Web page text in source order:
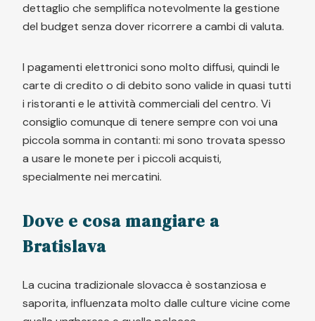
dettaglio che semplifica notevolmente la gestione
del budget senza dover ricorrere a cambi di valuta.
I pagamenti elettronici sono molto diffusi, quindi le
carte di credito o di debito sono valide in quasi tutti
i ristoranti e le attività commerciali del centro. Vi
consiglio comunque di tenere sempre con voi una
piccola somma in contanti: mi sono trovata spesso
a usare le monete per i piccoli acquisti,
specialmente nei mercatini.
Dove e cosa mangiare a
Bratislava
La cucina tradizionale slovacca è sostanziosa e
saporita, influenzata molto dalle culture vicine come